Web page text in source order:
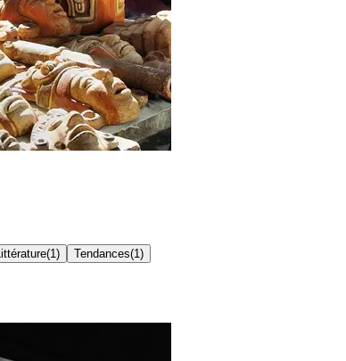
Littérature(1 ) Tendances(1 )